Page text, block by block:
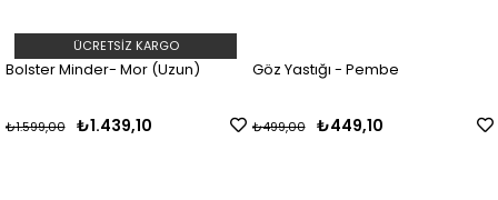
Bolster Minder- Mor (Uzun)
₺1.439,10
₺1.599,00
ÜCRETSIZ KARGO
Göz Yastığı - Pembe
₺449,10
₺499,00